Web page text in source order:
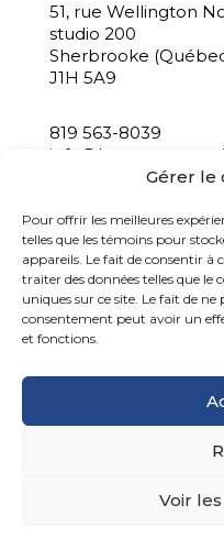
Gérer le
Pour offrir les meilleures
telles que les témoins pour
appareils. Le fait de consentir à
traiter des données telles que
uniques sur ce site. Le fait de
consentement peut avoir un
et fonctions.
Voir
51, rue Wellington
studio 200
Sherbrooke
J1H 5A9
819 563-8039
Politique